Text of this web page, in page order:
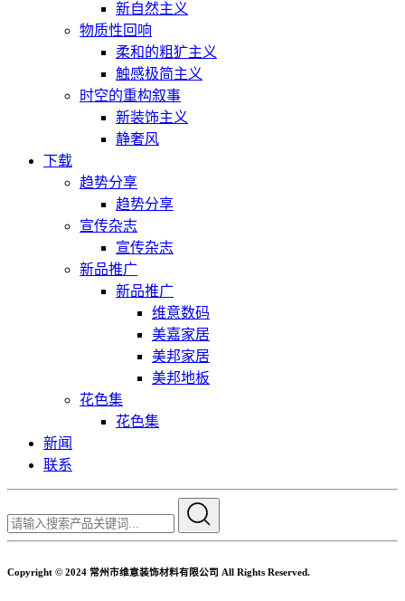
新自然主义
物质性回响
柔和的粗犷主义
触感极简主义
时空的重构叙事
新装饰主义
静奢风
下载
趋势分享
趋势分享
宣传杂志
宣传杂志
新品推广
新品推广
维意数码
美嘉家居
美邦家居
美邦地板
花色集
花色集
新闻
联系
Copyright © 2024 常州市维意装饰材料有限公司 All Rights Reserved.